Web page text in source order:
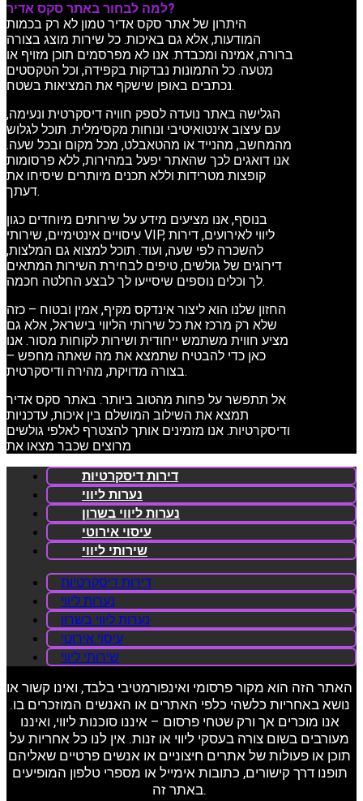
למה לבחור באתר סקס אדיר?
היתרון של אתר סקס אדיר טמון לא רק בכמות
המודעות, אלא גם באיכות. כל שירות מוצג בצורה
ברורה, אמינה ומכבדת. אנו לא מפרסמים תוכן מזויף או
מטעה. כל התמונות נבדקות בקפידה, וכל הטקסטים
נכתבים באופן שישקף את המציאות בשטח.
הגלישה באתר נועדה לספק חוויה דיסקרטית ונעימה,
עם עיצוב אינטואיטיבי ונוחות מקסימלית. תוכל לגלוש
מהמחשב, מהנייד או מהטאבלט, מכל מקום ובכל שעה.
אנו דואגים לכך שהאתר יפעל במהירות, ללא פרסומות
קופצות מטרידות וללא תכנים מיותרים שיסיחו את
דעתך.
בנוסף, אנו מציעים מידע על שירותים מיוחדים כגון
עיסויים אינטימיים, שירותי VIP, ליווי לאירועים, דירות
להשכרה לפי שעה, ועוד. תוכל למצוא גם המלצות,
דירוגים של גולשים, טיפים לבחירת השירות המתאים
לך וכלים נוספים שיסייעו לך לבצע החלטה חכמה.
החזון שלנו הוא ליצור אינדקס מקיף, אמין ובטוח – כזה
שלא רק מרכז את כל שירותי הליווי בישראל, אלא גם
מציע חווית משתמש ייחודית ושירות לקוחות מסור. אנו
כאן כדי להבטיח שתמצא את מה שאתה מחפש –
בצורה מדויקת, מהירה ודיסקרטית.
אל תתפשר על פחות מהטוב ביותר. באתר סקס אדיר
תמצא את השילוב המושלם בין איכות, עדכניות
ודיסקרטיות. אנו מזמינים אותך להצטרף לאלפי גולשים
מרוצים שכבר מצאו את
דירות דיסקרטיות
נערות ליווי
נערות ליווי בשרון
עיסוי אירוטי
שירותי ליווי
דירות דיסקרטיות
נערות ליווי
נערות ליווי בשרון
עיסוי אירוטי
שירותי ליווי
האתר הזה הוא מקור פרסומי ואינפורמטיבי בלבד, ואינו קשור או
נושא באחריות כלשהי כלפי האתרים או האנשים המוזכרים בו.
אנו מוכרים אך ורק שטחי פרסום – איננו סוכנות ליווי, ואיננו
מעורבים בשום צורה בעסקי ליווי או זנות. אין לנו כל אחריות על
תוכן או פעולות של אתרים חיצוניים או אנשים פרטיים שאליהם
תופנו דרך קישורים, כתובות אימייל או מספרי טלפון המופיעים
באתר זה.